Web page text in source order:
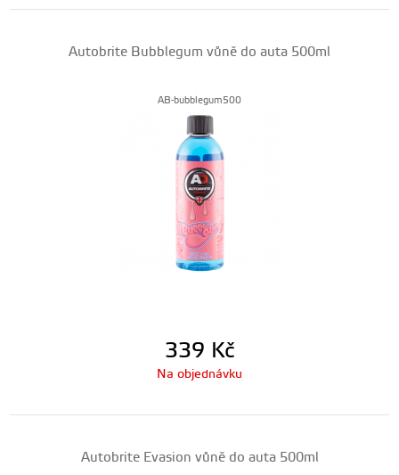
Autobrite Bubblegum vůně do auta 500ml
AB-bubblegum500
339 Kč
Na objednávku
Autobrite Evasion vůně do auta 500ml